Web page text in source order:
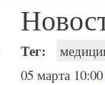
Тег:
05 марта 10:00